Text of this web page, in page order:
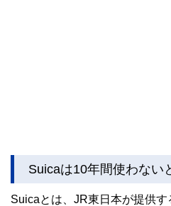
Suicaは10年間使わない
Suicaとは、JR東日本が提供